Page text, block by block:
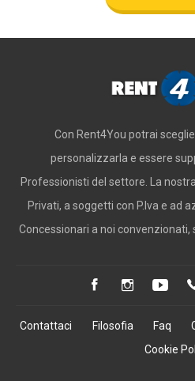
Con Rent4You potrai
personalizzarla e essere
Professionisti del settore. La
Privati, a soggetti con P.Iva e ad
Concessionari a noi convenzionati,
Contattaci Filosofia Faq
Cookie